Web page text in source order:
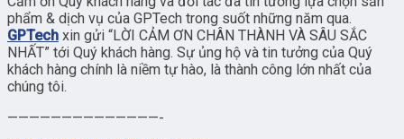
phẩm & dịch vụ của GPTech trong suốt những năm qua.
GPTech xin gửi “LỜI CẢM ƠN CHÂN THÀNH VÀ SÂU SẮC
NHẤT” tới Quý khách hàng. Sự ủng hộ và tin tưởng của Quý
khách hàng chính là niềm tự hào, là thành công lớn nhất của
chúng tôi.
——————————————-